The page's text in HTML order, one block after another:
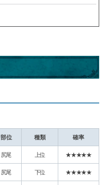
部位 種類 確率
尻尾 上位 ★★★★★
尻尾 下位 ★★★★★